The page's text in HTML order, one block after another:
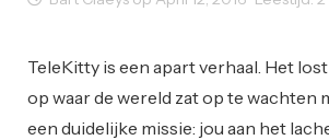
TeleKitty is een apart verhaal. Het
op waar de wereld zat op te wachten
een duidelijke missie: jou aan het